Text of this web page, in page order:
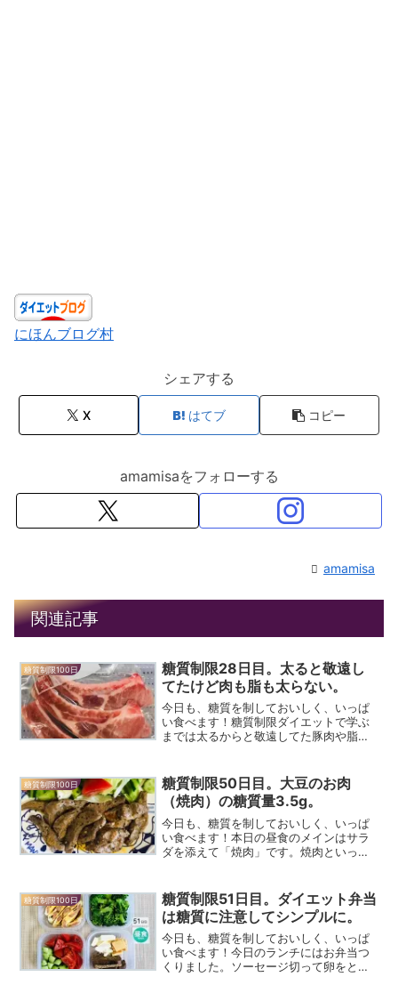
にほんブログ村
シェアする
X はてブ コピー
amamisaをフォローする
amamisa
関連記事
糖質制限100日
糖質制限28日目。太ると敬遠し
てたけど肉も脂も太らない。
今日も、糖質を制しておいしく、いっぱ
い食べます！糖質制限ダイエットで学ぶ
までは太るからと敬遠してた豚肉や脂だ
ンさえ食べなければまったく体重に影響
しません。太るからと敬遠...
糖質制限100日
糖質制限50日目。大豆のお肉
（焼肉）の糖質量3.5g。
今日も、糖質を制しておいしく、いっぱ
い食べます！本日の昼食のメインはサラ
ダを添えて「焼肉」です。焼肉といって
まあまあの味と食感なのです！味は濃い
目ですけど野菜と一緒に食...
糖質制限100日
糖質制限51日目。ダイエット弁当
は糖質に注意してシンプルに。
今日も、糖質を制しておいしく、いっぱ
い食べます！今日のランチにはお弁当つ
くりました。ソーセージ切って卵をとい